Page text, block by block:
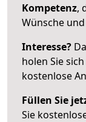
Kompetenz,
Wünsche
Interesse?
holen Sie
kostenlose
Füllen Sie
Sie